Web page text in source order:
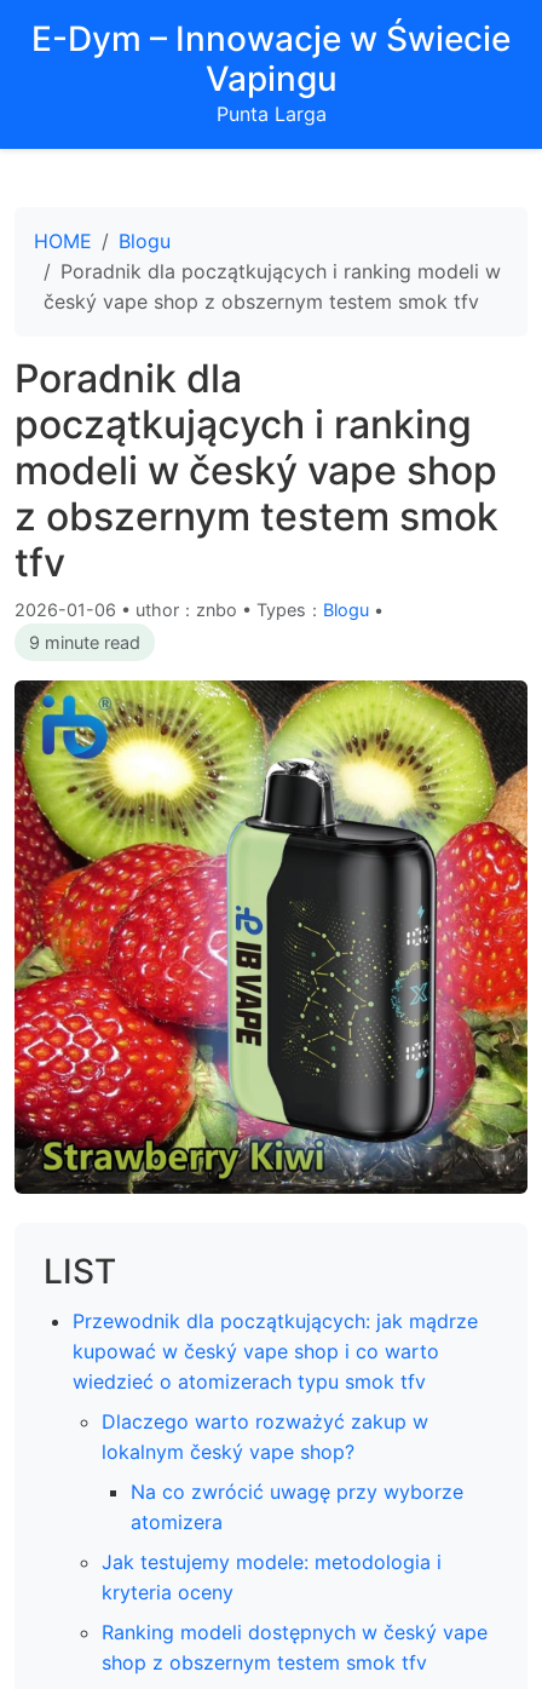
E-Dym – Innowacje w Świecie
Vapingu
Punta Larga
HOME
Blogu
Poradnik dla początkujących i ranking modeli w
český vape shop z obszernym testem smok tfv
Poradnik dla
początkujących i ranking
modeli w český vape shop
z obszernym testem smok
tfv
2026-01-06 • uthor：znbo • Types： Blogu •
9 minute read
LIST
Przewodnik dla początkujących: jak mądrze
kupować w český vape shop i co warto
wiedzieć o atomizerach typu smok tfv
Dlaczego warto rozważyć zakup w
lokalnym český vape shop?
Na co zwrócić uwagę przy wyborze
atomizera
Jak testujemy modele: metodologia i
kryteria oceny
Ranking modeli dostępnych w český vape
shop z obszernym testem smok tfv